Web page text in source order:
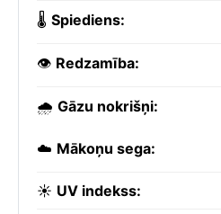
🌡️ Spiediens:
👁️ Redzamība:
🌧️ Gāzu nokrišņi:
☁️ Mākoņu sega:
☀️ UV indekss: